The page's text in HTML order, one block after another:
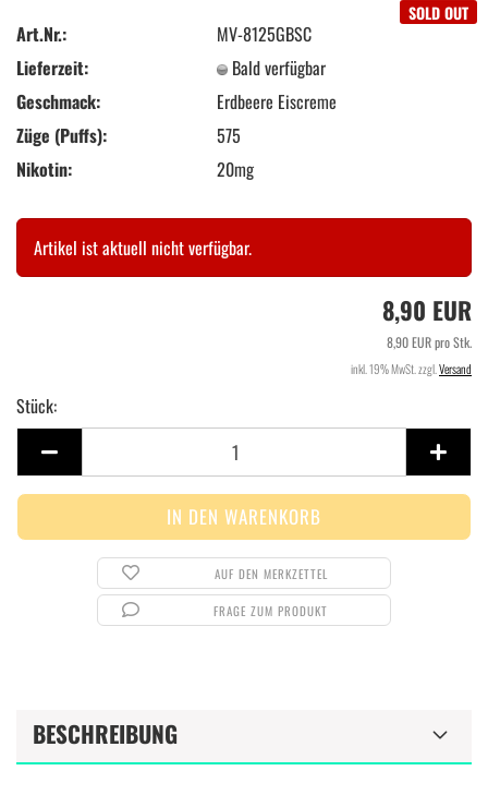
SOLD OUT
Art.Nr.:
MV-8125GBSC
Lieferzeit:
Bald verfügbar
Geschmack:
Erdbeere Eiscreme
Züge (Puffs):
575
Nikotin:
20mg
Artikel ist aktuell nicht verfügbar.
8,90 EUR
8,90 EUR pro Stk.
inkl. 19% MwSt. zzgl. Versand
Stück:
Stück
AUF DEN MERKZETTEL
FRAGE ZUM PRODUKT
BESCHREIBUNG